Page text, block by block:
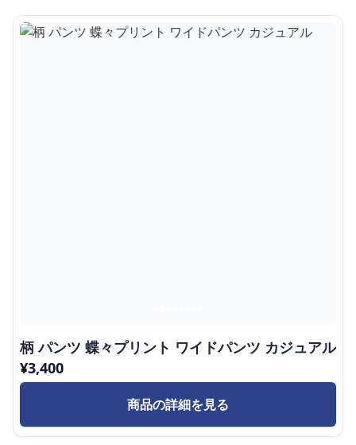
柄 パンツ 蝶々プリント ワイドパンツ カジュアル
¥3,400
商品の詳細を見る